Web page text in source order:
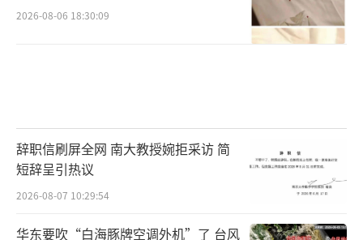
2026-08-06 18:30:09
辞职信刷屏全网 南大教授婉拒采访 简
短辞呈引热议
2026-08-07 10:29:54
华东要吹“白海豚牌空调外机”了 台风